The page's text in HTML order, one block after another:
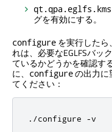
qt.qpa.eglfs.kms
グを有効にする。
configure を実行した
れは、必要なEGLFSバッ
ているかどうかを確認す
に、 configureの出力に
てください：
. /configure -v